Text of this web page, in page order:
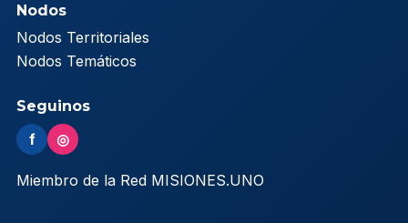
Nodos
Nodos Territoriales
Nodos Temáticos
Seguinos
f ◎
Miembro de la Red MISIONES.UNO